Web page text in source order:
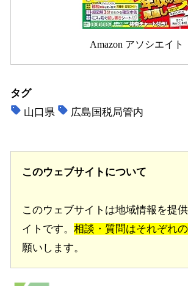
Amazon アソシエイト
タグ
山口県
広島国税局管内
このウェブサイトについて
このウェブサイトは地域情報を提
イトです。 相談・質問はそれぞれ
願いします。